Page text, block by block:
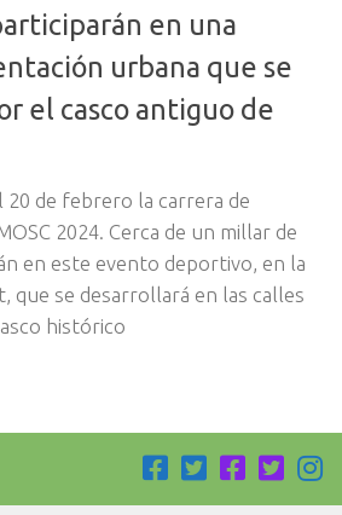
en una
urbana que se
el casco antiguo de
20 de febrero la carrera de
2024. Cerca de un millar de
en este evento deportivo, en la
que se desarrollará en las calles
histórico